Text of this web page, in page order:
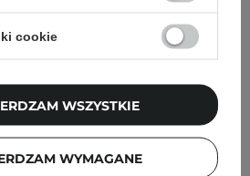
cookie
WYMAGANE
WSZYSTKIE